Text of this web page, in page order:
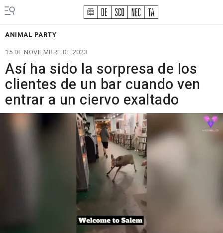
ANIMAL PARTY
15 DE NOVIEMBRE DE 2023
Así ha sido la sorpresa de los
clientes de un bar cuando ven
entrar a un ciervo exaltado